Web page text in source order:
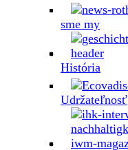
sme my
História
Udržateľnosť